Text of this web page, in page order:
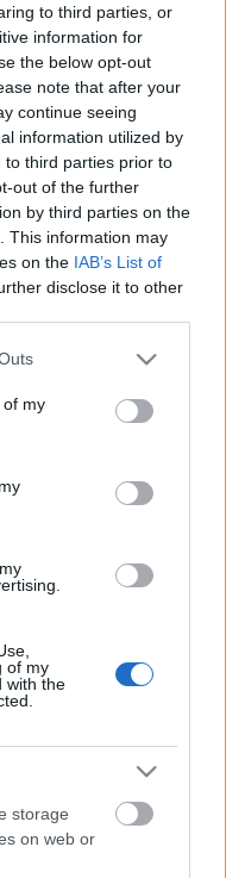
to third parties, or
information for
the below opt-out
note that after your
continue seeing
information utilized by
to third parties prior to
out of the further
by third parties on the
This information may
on the IAB’s List of
disclose it to other
one or more Google
You may click to
its third-party tags to
in below Google
of my
of my
with the
storage
on web or
Mennyi
Miért van
nincsenek
vagy ehhez
bátran a
el…
hibás a fék
metrókocsikat,
vonalán közlekednek
komoly műszaki
a buszt a NKH”
megérkezett a BKV
és visszaküldték